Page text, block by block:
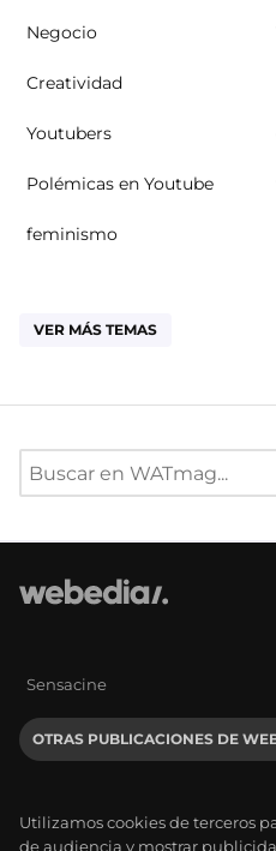
Negocio
Creatividad
Youtubers
Polémicas en Youtube
feminismo
VER MÁS TEMAS
Sensacine
OTRAS PUBLICACIONES DE
Utilizamos cookies de terceros
de audiencia y mostrar